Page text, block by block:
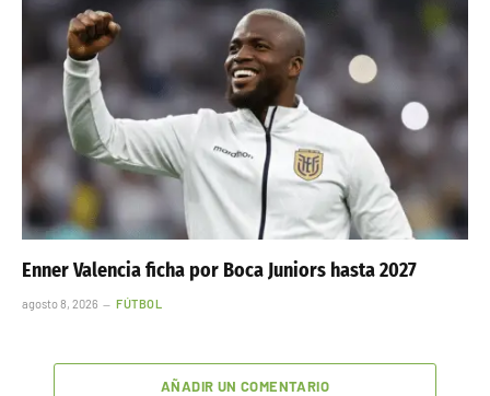
Enner Valencia ficha por Boca Juniors hasta 2027
agosto 8, 2026 FÚTBOL
AÑADIR UN COMENTARIO